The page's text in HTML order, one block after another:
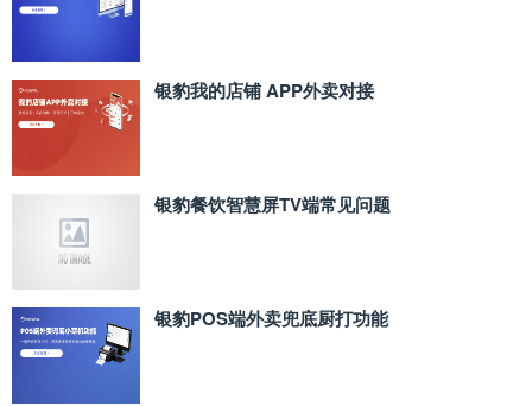
银豹我的店铺 APP外卖对接
银豹餐饮智慧屏TV端常见问题
银豹POS端外卖兜底厨打功能